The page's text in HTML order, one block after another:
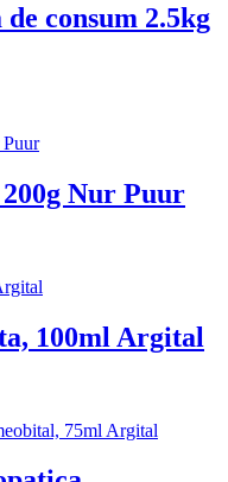
consum 2.5kg
Nur Puur
100ml Argital